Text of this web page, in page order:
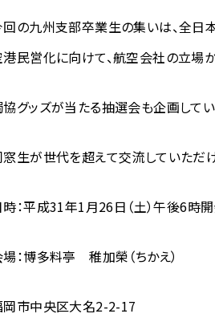
の九州支部卒業生の集いは、全日
民営化に向けて、航空会社の立場
グッズが当たる抽選会も企画してい
生が世代を超えて交流していただ
：平成31年1月26日（土）午後6時
：博多料亭 稚加榮（ちかえ）
岡市中央区大名2-2-17